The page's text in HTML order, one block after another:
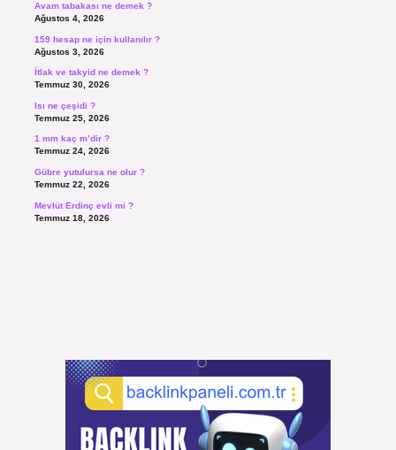
Avam tabakası ne demek ?
Ağustos 4, 2026
159 hesap ne için kullanılır ?
Ağustos 3, 2026
İtlak ve takyid ne demek ?
Temmuz 30, 2026
Isı ne çeşidi ?
Temmuz 25, 2026
1 mm kaç m’dir ?
Temmuz 24, 2026
Gübre yutulursa ne olur ?
Temmuz 22, 2026
Mevlüt Erdinç evli mi ?
Temmuz 18, 2026